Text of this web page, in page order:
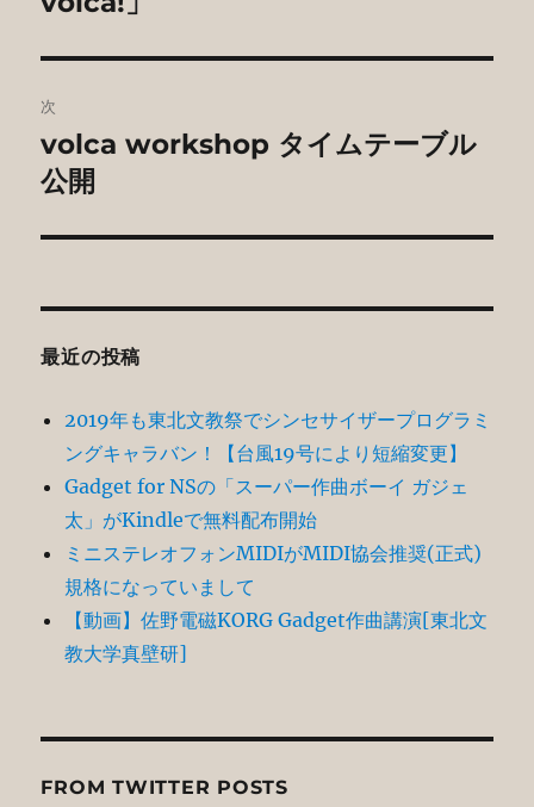
ビ
ゲ
ー
シ
次
次
の
稿:
volca workshop タイムテーブル
公開
最近の投稿
2019年も東北文教祭でシンセサイザープログラミ
ングキャラバン！【台風19号により短縮変更】
Gadget for NSの「スーパー作曲ボーイ ガジェ
太」がKindleで無料配布開始
ミニステレオフォンMIDIがMIDI協会推奨(正式)
規格になっていまして
【動画】佐野電磁KORG Gadget作曲講演[東北文
教大学真壁研]
FROM TWITTER POSTS